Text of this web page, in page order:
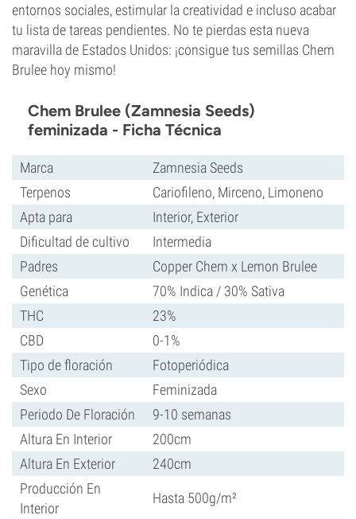
entornos sociales, estimular la creatividad e incluso acabar
tu lista de tareas pendientes. No te pierdas esta nueva
maravilla de Estados Unidos: ¡consigue tus semillas Chem
Brulee hoy mismo!
Chem Brulee (Zamnesia Seeds)
feminizada - Ficha Técnica
Marca
Zamnesia Seeds
Terpenos
Cariofileno, Mirceno, Limoneno
Apta para
Interior, Exterior
Dificultad de cultivo
Intermedia
Padres
Copper Chem x Lemon Brulee
Genética
70% Indica / 30% Sativa
THC
23%
CBD
0-1%
Tipo de floración
Fotoperiódica
Sexo
Feminizada
Periodo De Floración
9-10 semanas
Altura En Interior
200cm
Altura En Exterior
240cm
Producción En
Interior
Hasta 500g/m²